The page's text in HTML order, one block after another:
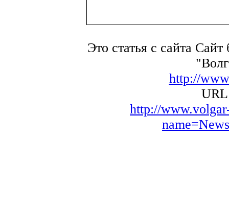
Это статья с сайта
http://
URL
http://